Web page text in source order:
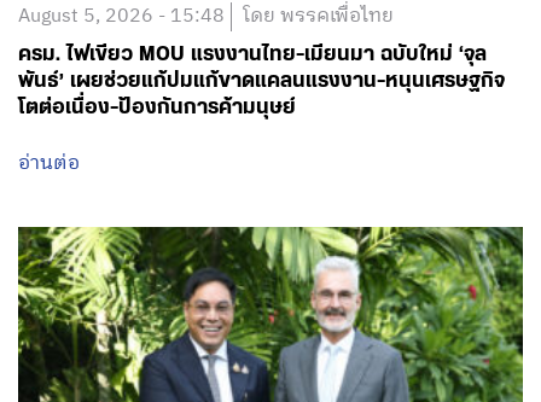
August 5, 2026 - 15:48 โดย พรรคเพื่อไทย
ครม. ไฟเขียว MOU แรงงานไทย-เมียนมา ฉบับใหม่ ‘จุล
พันธ์’ เผยช่วยแก้ปมแก้ขาดแคลนแรงงาน-หนุนเศรษฐกิจ
โตต่อเนื่อง-ป้องกันการค้ามนุษย์
อ่านต่อ